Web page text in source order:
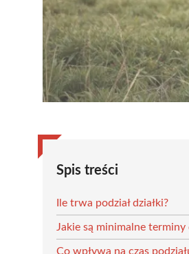
Spis treści
Ile trwa podział działki?
Jakie są minimalne terminy
Co wpływa na czas